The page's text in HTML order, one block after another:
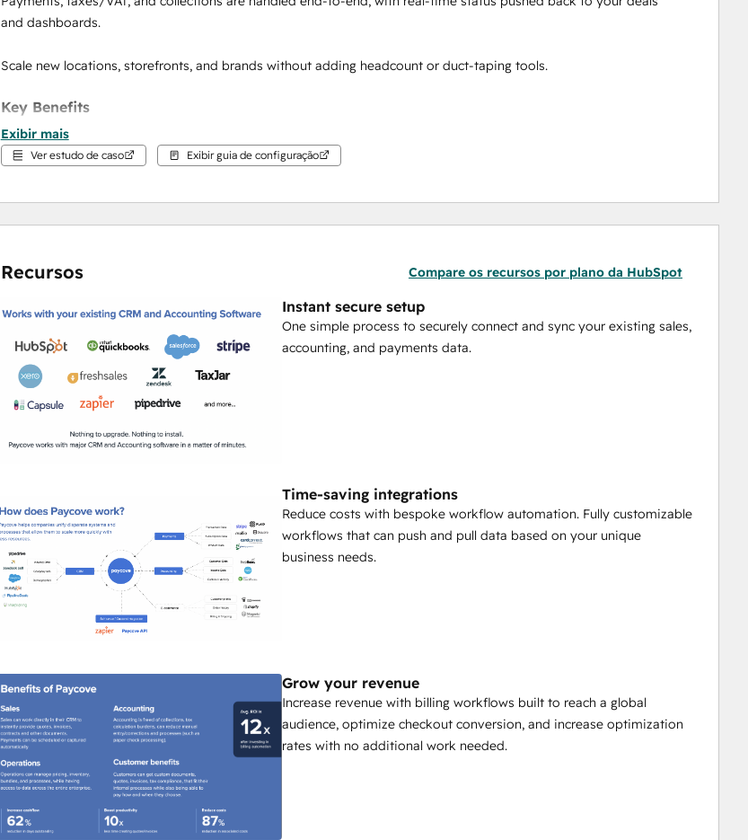
and dashboards.
Scale new locations, storefronts, and brands without adding headcount or duct‑taping tools.
Key Benefits
Multi‑entity automation – route payments, taxes/VAT, and fees to the correct franchise, brand, or business
unit automatically.
HubSpot products.
Quote‑to‑cash, zero busy‑work – generate, send, and track quotes & invoices with e‑signature and
Automated royalties & revenue share
– calculate and distribute royalties, management fees, and
Built‑in collections – nudge late payers and sync outcomes to HubSpot.
Accounting & BI sync – push clean, coded transactions to QuickBooks, NetSuite, and your warehouse for
effortless reconciliation.
Exibir mais
Ver estudo de caso Exibir guia de configuração
Recursos Compare os recursos por plano da HubSpot
Instant secure setup
One simple process to securely connect and sync your existing sales,
accounting, and payments data.
Time-saving integrations
Reduce costs with bespoke workflow automation. Fully customizable
workflows that can push and pull data based on your unique
business needs.
Grow your revenue
Increase revenue with billing workflows built to reach a global
audience, optimize checkout conversion, and increase optimization
rates with no additional work needed.